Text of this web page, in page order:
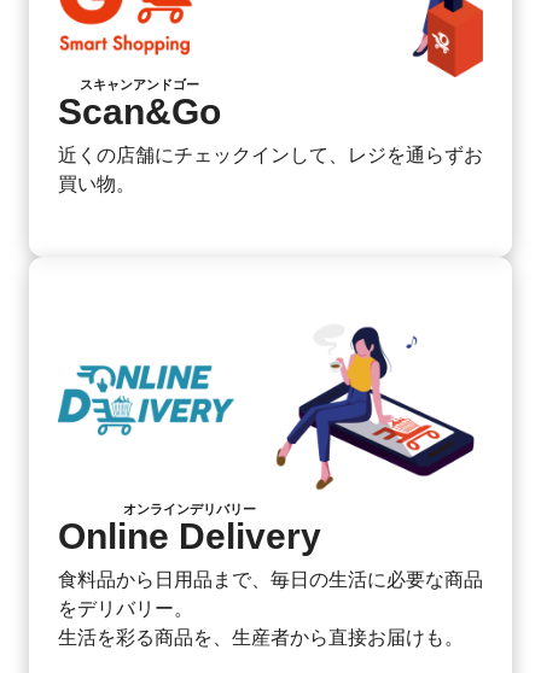
Scan&Go
スキャンアンドゴー
近くの店舗にチェックインして、レジを通らずお
買い物。
Online Delivery
オンラインデリバリー
食料品から日用品まで、毎日の生活に必要な商品
をデリバリー。
生活を彩る商品を、生産者から直接お届けも。